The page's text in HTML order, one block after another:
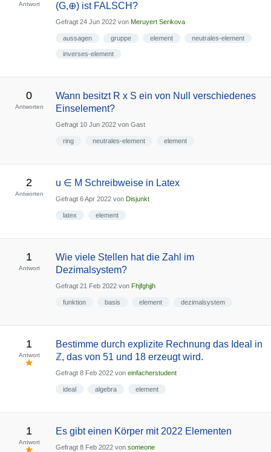
Antwort
(G,⊕) ist FALSCH?
Gefragt 24 Jun 2022 von Meruyert Serikova
aussagen gruppe element neutrales-element
inverses-element
0
Antworten
Wann besitzt R x S ein von Null verschiedenes
Einselement?
Gefragt 10 Jun 2022 von Gast
ring neutrales-element element
2
Antworten
u ∈ M Schreibweise in Latex
Gefragt 6 Apr 2022 von Disjunkt
latex element
1
Antwort
Wie viele Stellen hat die Zahl im
Dezimalsystem?
Gefragt 21 Feb 2022 von Fhjfghjjh
funktion basis element dezimalsystem
1
Antwort
Bestimme durch explizite Rechnung das Ideal in
ℤ, das von 51 und 18 erzeugt wird.
Gefragt 8 Feb 2022 von einfacherstudent
ideal algebra element
1
Antwort
Es gibt einen Körper mit 2022 Elementen
Gefragt 8 Feb 2022 von someone